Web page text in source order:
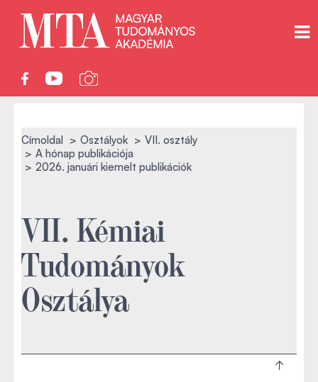
Címoldal Osztályok
VII. osztály
A hónap publikációja
2026. januári kiemelt publikációk
VII. Kémiai
Tudományok
Osztálya